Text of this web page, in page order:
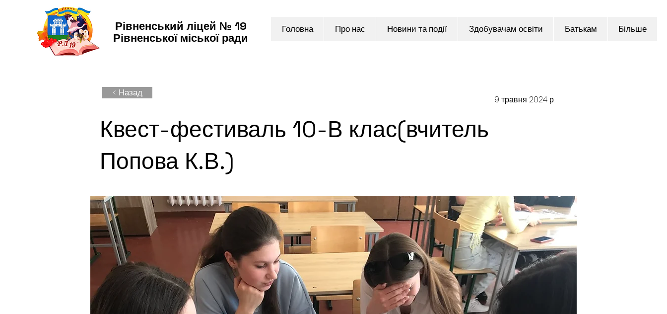
Головна Про нас Новини та події Здобувачам освіти Батькам Більше
Рівненський ліцей № 19
Рівненської міської ради
< Назад
9 травня 2024 р.
Квест-фестиваль 10-В клас(вчитель
Попова К.В.)